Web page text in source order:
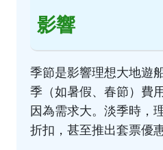
影響
季節是影響理想大地遊
季（如暑假、春節）費
因為需求大。淡季時，
折扣，甚至推出套票優惠